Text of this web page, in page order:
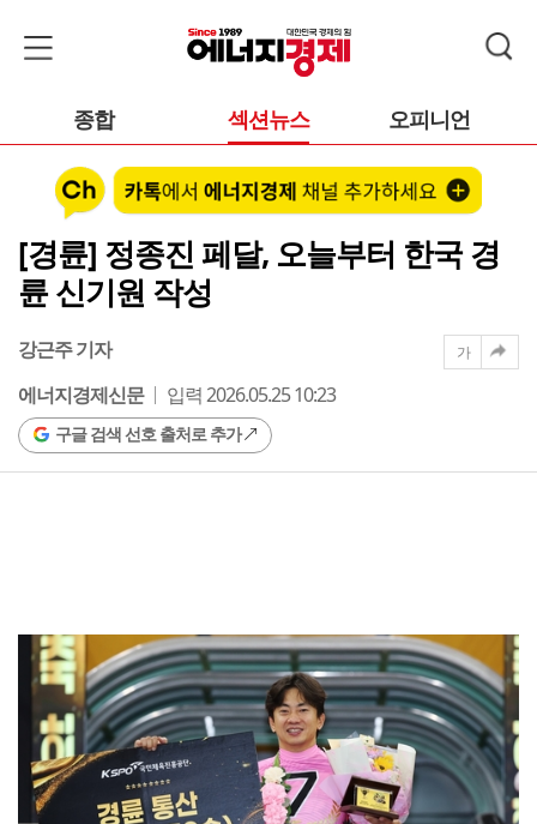
종합 섹션뉴스 오피니언
[경륜] 정종진 페달, 오늘부터 한국 경
륜 신기원 작성
강근주 기자
에너지경제신문
입력 2026.05.25 10:23
구글 검색 선호 출처로 추가
가